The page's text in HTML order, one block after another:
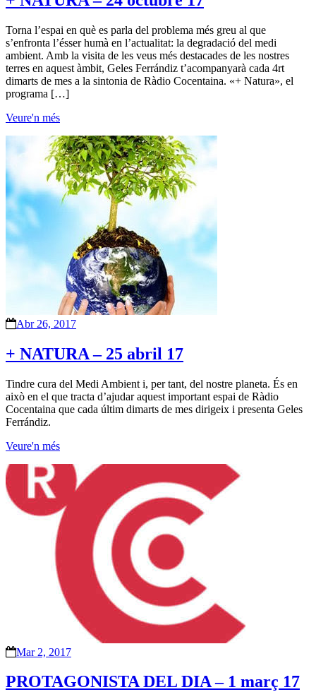
Torna l’espai en què es parla del problema més greu al que
s’enfronta l’ésser humà en l’actualitat: la degradació del medi
ambient. Amb la visita de les veus més destacades de les nostres
terres en aquest àmbit, Geles Ferrándiz t’acompanyarà cada 4rt
dimarts de mes a la sintonia de Ràdio Cocentaina. «+ Natura», el
programa […]
Veure'n més
Abr 26, 2017
+ NATURA – 25 abril 17
Tindre cura del Medi Ambient i, per tant, del nostre planeta. És en
això en el que tracta d’ajudar aquest important espai de Ràdio
Cocentaina que cada últim dimarts de mes dirigeix i presenta Geles
Ferrándiz.
Veure'n més
Mar 2, 2017
PROTAGONISTA DEL DIA – 1 març 17